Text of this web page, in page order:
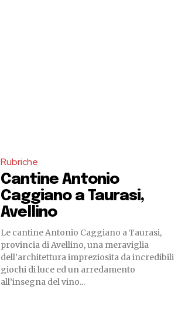
Rubriche
Cantine Antonio
Caggiano a Taurasi,
Avellino
Le cantine Antonio Caggiano a Taurasi,
provincia di Avellino, una meraviglia
dell’architettura impreziosita da incredibili
giochi di luce ed un arredamento
all’insegna del vino...